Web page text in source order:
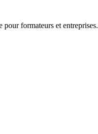
formateurs et entreprises.